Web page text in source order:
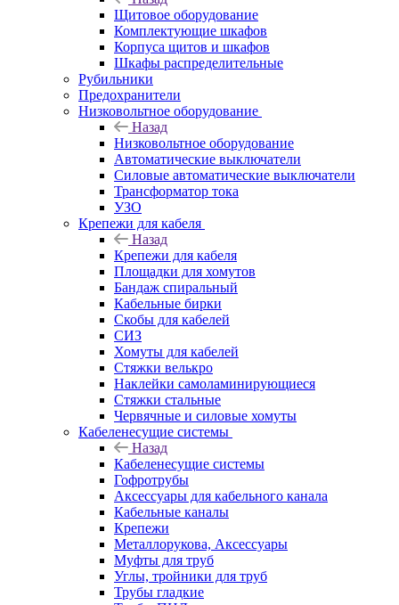
Щитовое оборудование
Комплектующие шкафов
Корпуса щитов и шкафов
Шкафы распределительные
Рубильники
Предохранители
Низковольтное оборудование
Назад
Низковольтное оборудование
Автоматические выключатели
Силовые автоматические выключатели
Трансформатор тока
УЗО
Крепежи для кабеля
Назад
Крепежи для кабеля
Площадки для хомутов
Бандаж спиральный
Кабельные бирки
Cкобы для кабелей
СИЗ
Хомуты для кабелей
Стяжки велькро
Наклейки самоламинирующиеся
Стяжки стальные
Червячные и силовые хомуты
Кабеленесущие системы
Назад
Кабеленесущие системы
Гофротрубы
Аксессуары для кабельного канала
Кабельные каналы
Крепежи
Металлорукова, Аксессуары
Муфты для труб
Углы, тройники для труб
Трубы гладкие